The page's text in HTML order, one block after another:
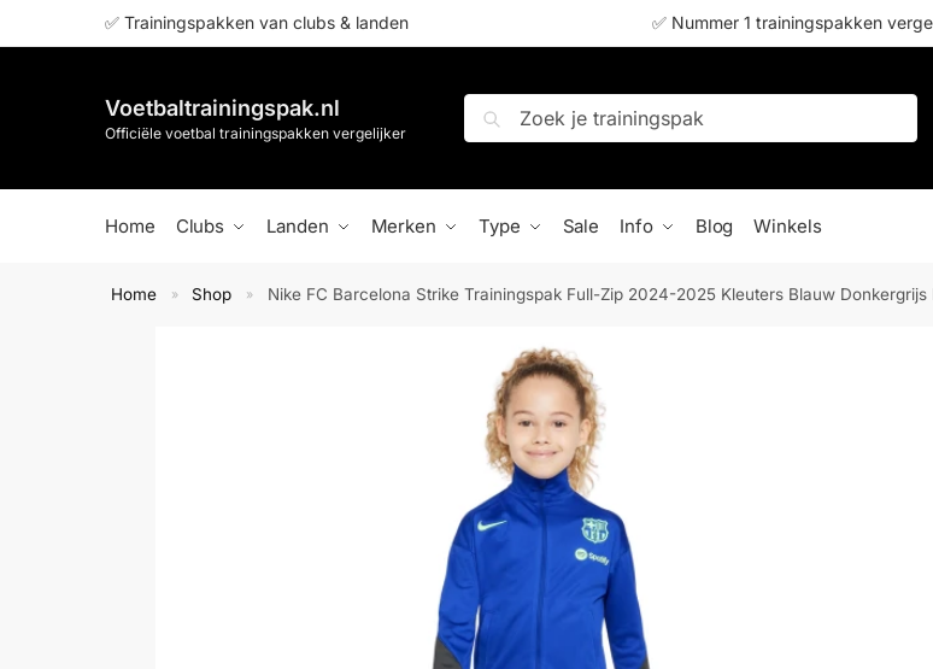
✅ Trainingspakken van clubs & landen ✅ Nummer 1 trainingspakken
Voetbaltrainingspak.nl
Officiële voetbal trainingspakken vergelijker
Zoeken
Home Clubs Landen Merken Type Sale Info Blog Winkels
Home » Shop » Nike FC Barcelona Strike Trainingspak Full-Zip 2024-2025 Kleuters Blauw Donkergrijs